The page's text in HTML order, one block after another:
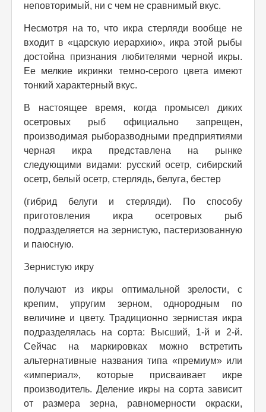
неповторимый, ни с чем не сравнимый вкус.
Несмотря на то, что икра стерляди вообще не
входит в «царскую иерархию», икра этой рыбы
достойна признания любителями черной икры.
Ее мелкие икринки темно-серого цвета имеют
тонкий характерный вкус.
В настоящее время, когда промысел диких
осетровых рыб официально запрещен,
производимая рыборазводными предприятиями
черная икра представлена на рынке
следующими видами: русский осетр, сибирский
осетр, белый осетр, стерлядь, белуга, бестер
(гибрид белуги и стерляди). По способу
приготовления икра осетровых рыб
подразделяется на зернистую, пастеризованную
и паюсную.
Зернистую икру
получают из икры оптимальной зрелости, с
крепим, упругим зерном, однородным по
величине и цвету. Традиционно зернистая икра
подразделялась на сорта: Высший, 1-й и 2-й.
Сейчас на маркировках можно встретить
альтернативные названия типа «премиум» или
«империал», которые присваивает икре
производитель. Деление икры на сорта зависит
от размера зерна, равномерности окраски,